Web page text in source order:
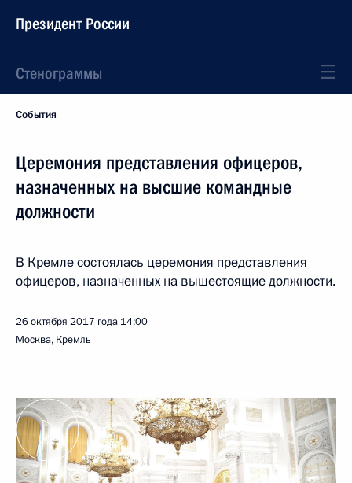
Президент России
Стенограммы
События
Церемония представления офицеров,
назначенных на высшие командные
должности
В Кремле состоялась церемония представления
офицеров, назначенных на вышестоящие должности.
26 октября 2017 года 14:00
Москва, Кремль